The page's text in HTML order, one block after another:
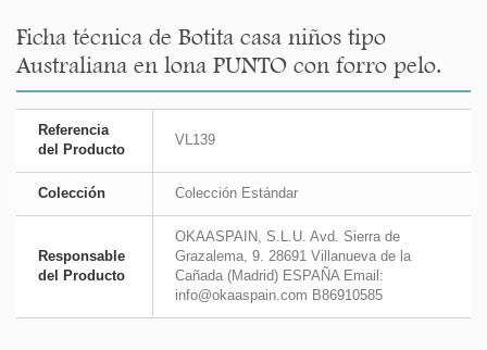
Ficha técnica de Botita casa niños tipo
Australiana en lona PUNTO con forro pelo.
Referencia
del Producto
VL139
Colección Colección Estándar
Responsable
del Producto
OKAASPAIN, S.L.U. Avd. Sierra de
Grazalema, 9. 28691 Villanueva de la
Cañada (Madrid) ESPAÑA Email:
info@okaaspain.com B86910585